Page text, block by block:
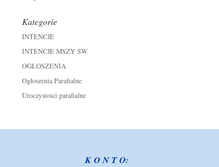
Kategorie
INTENCJE
INTENCJE MSZY ŚW.
OGŁOSZENIA
Ogłoszenia Parafialne
Uroczystości parafialne
K O N T O: